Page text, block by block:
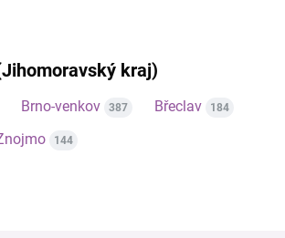
kraj)
Brno-venkov 387 Břeclav 184
144